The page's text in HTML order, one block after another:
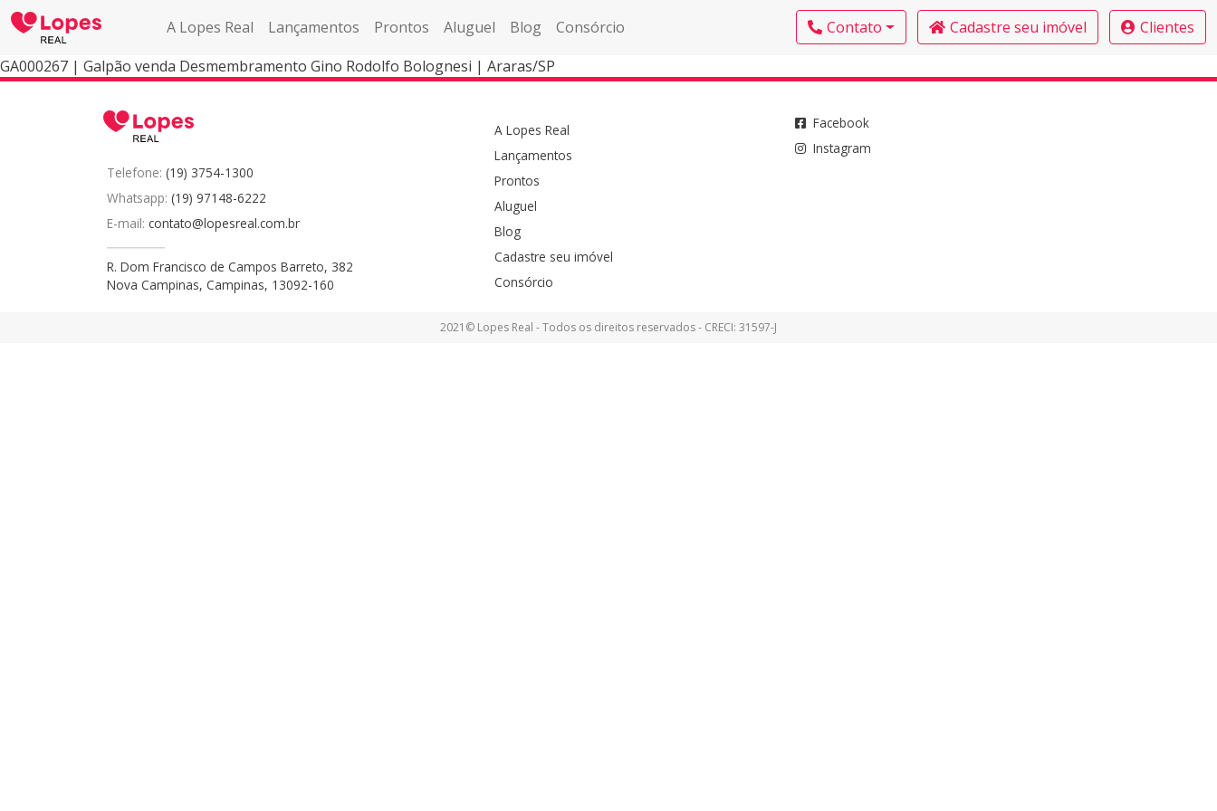
A Lopes Real Lançamentos Prontos Aluguel Blog Consórcio Contato Cadastre seu imóvel
Clientes
GA000267 | Galpão venda Desmembramento Gino Rodolfo Bolognesi | Araras/SP
Telefone: (19) 3754-1300
Whatsapp: (19) 97148-6222
E-mail: contato@lopesreal.com.br
R. Dom Francisco de Campos Barreto, 382
Nova Campinas, Campinas, 13092-160
A Lopes Real
Lançamentos
Prontos
Aluguel
Blog
Cadastre seu imóvel
Consórcio
Facebook
Instagram
2021© Lopes Real - Todos os direitos reservados - CRECI: 31597-J